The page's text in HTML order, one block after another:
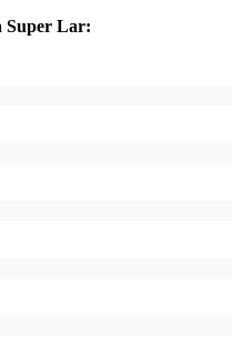
Super Lar: